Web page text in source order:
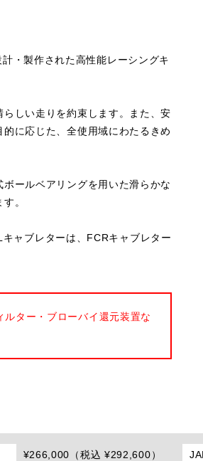
・製作された高性能レーシングキ
しい走りを約束します。また、安
に応じた、全使用域にわたるきめ
ールベアリングを用いた滑らかな
。
ャブレターは、FCRキャブレター
ター・ブローバイ還元装置な
¥266,000（税込 ¥292,600）